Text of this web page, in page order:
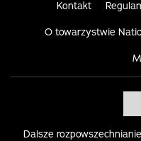
Kontakt
O towarzystwie
Dalsze